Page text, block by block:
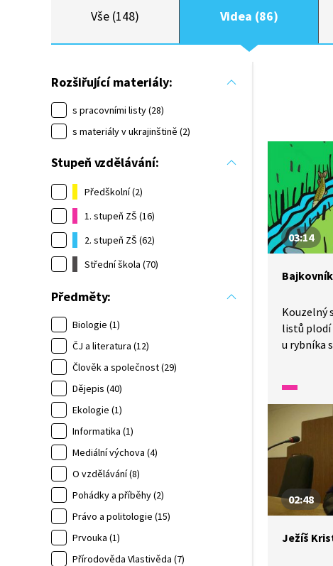
Vše (148) Videa (86)
Rozšiřující materiály:
s pracovními listy (28)
s materiály v ukrajinštině (2)
Stupeň vzdělávání:
Předškolní (2)
1. stupeň ZŠ (16)
2. stupeň ZŠ (62)
Střední škola (70)
Předměty:
Biologie (1)
ČJ a literatura (12)
Člověk a společnost (29)
Dějepis (40)
Ekologie (1)
Informatika (1)
Mediální výchova (4)
O vzdělávání (8)
Pohádky a příběhy (2)
Právo a politologie (15)
Prvouka (1)
Přírodověda Vlastivěda (7)
03:14
Kouzelný
listů plodí
u rybníka
z příběhu
Bajka je
do
02:48
Ježíš